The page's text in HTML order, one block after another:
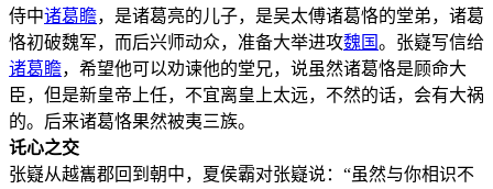
侍中诸葛瞻，是诸葛亮的儿子，是吴太傅诸葛恪的堂弟，诸葛
恪初破魏军，而后兴师动众，准备大举进攻魏国。张嶷写信给
诸葛瞻，希望他可以劝谏他的堂兄，说虽然诸葛恪是顾命大
臣，但是新皇帝上任，不宜离皇上太远，不然的话，会有大祸
的。后来诸葛恪果然被夷三族。
讬心之交
张嶷从越巂郡回到朝中，夏侯霸对张嶷说：“虽然与你相识不